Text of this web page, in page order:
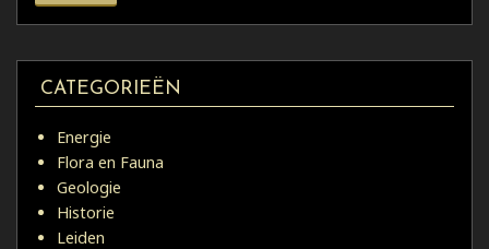
CATEGORIEËN
Energie
Flora en Fauna
Geologie
Historie
Leiden